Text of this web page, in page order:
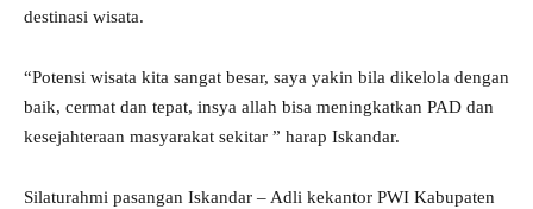
destinasi wisata.
“Potensi wisata kita sangat besar, saya yakin bila dikelola dengan
baik, cermat dan tepat, insya allah bisa meningkatkan PAD dan
kesejahteraan masyarakat sekitar ” harap Iskandar.
Silaturahmi pasangan Iskandar – Adli kekantor PWI Kabupaten